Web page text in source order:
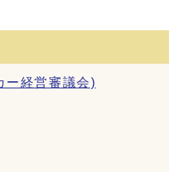
ー経営審議会)